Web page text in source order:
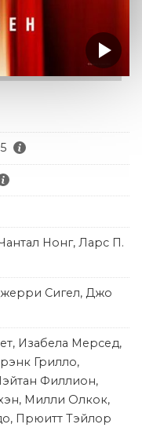
Нонг, Ларс П.
Сигел, Джо
Изабела Мерсед,
Грилло,
Филлион,
Милли Олкок,
Прюитт Тэйлор